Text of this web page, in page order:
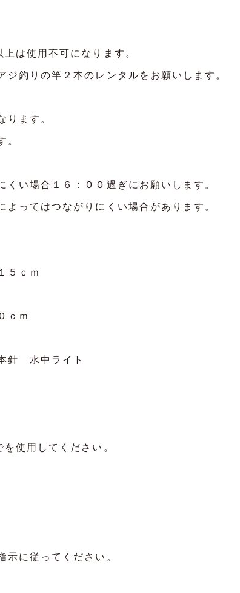
は使用不可になります。
釣りの竿２本のレンタルをお願いします。
ます。
い場合１６：００過ぎにお願いします。
ってはつながりにくい場合があります。
５ｃｍ
ｃｍ
針 水中ライト
使用してください。
に従ってください。